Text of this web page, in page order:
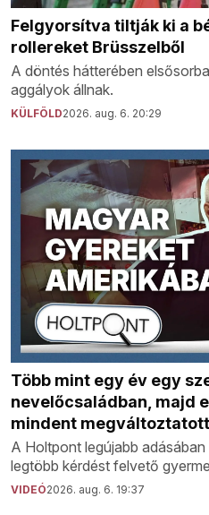
Felgyorsítva tiltják ki a
rollereket Brüsszelből
A döntés hátterében
aggályok állnak.
KÜLFÖLD2026. aug. 6. 20:29
Több mint egy év egy
nevelőcsaládban, majd
mindent megváltoztatott
A Holtpont legújabb
legtöbb kérdést felvető
VIDEÓ2026. aug. 6. 19:37